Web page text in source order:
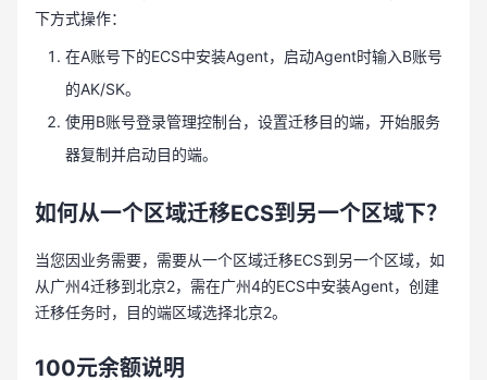
下方式操作：
在A账号下的ECS中安装Agent，启动Agent时输入B账号
的AK/SK。
使用B账号登录管理控制台，设置迁移目的端，开始服务
器复制并启动目的端。
如何从一个区域迁移ECS到另一个区域下？
当您因业务需要，需要从一个区域迁移ECS到另一个区域，如
从广州4迁移到北京2，需在广州4的ECS中安装Agent，创建
迁移任务时，目的端区域选择北京2。
100元余额说明